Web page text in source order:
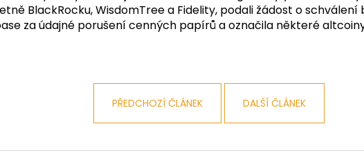
BlackRocku, WisdomTree a Fidelity, podali žádost o
za údajné porušení cenných papírů a označila některé
PŘEDCHOZÍ ČLÁNEK DALŠÍ ČLÁNEK